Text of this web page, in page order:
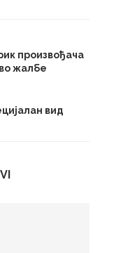
произвођача
жалбе
вид